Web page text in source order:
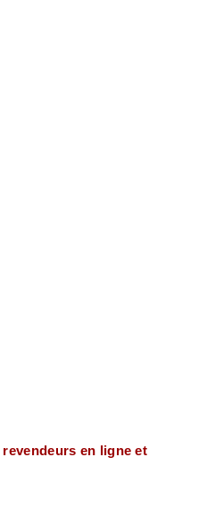
revendeurs en ligne et